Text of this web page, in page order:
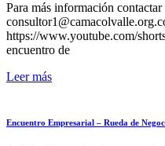
Para más información
https://www.youtube.com/
encuentro de
Leer más
Encuentro Empresarial – Rueda de